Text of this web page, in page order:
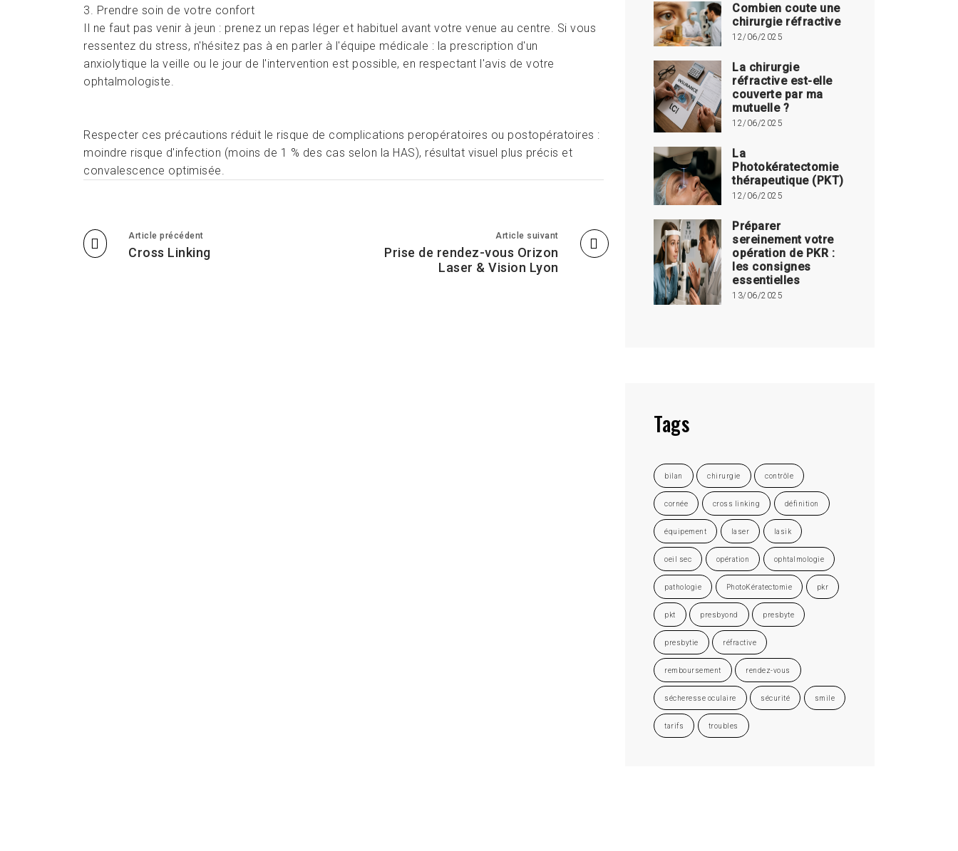
3. Prendre soin de votre confort
Il ne faut pas venir à jeun : prenez un repas léger et habituel avant votre venue au centre. Si vous
ressentez du stress, n'hésitez pas à en parler à l'équipe médicale : la prescription d'un
anxiolytique la veille ou le jour de l'intervention est possible, en respectant l'avis de votre
ophtalmologiste.
Respecter ces précautions réduit le risque de complications peropératoires ou postopératoires :
moindre risque d'infection (moins de 1 % des cas selon la HAS), résultat visuel plus précis et
convalescence optimisée.
Article précédent
Cross Linking
Article suivant
Prise de rendez-vous Orizon
Laser & Vision Lyon
Combien coute une
chirurgie réfractive
12/06/2025
La chirurgie
réfractive est-elle
couverte par ma
mutuelle ?
12/06/2025
La
Photokératectomie
thérapeutique (PKT)
12/06/2025
Préparer
sereinement votre
opération de PKR :
les consignes
essentielles
13/06/2025
Tags
bilan chirurgie contrôle
cornée cross linking définition
équipement laser lasik
oeil sec opération ophtalmologie
pathologie PhotoKératectomie pkr
pkt presbyond presbyte
presbytie réfractive
remboursement rendez-vous
sécheresse oculaire sécurité smile
tarifs troubles